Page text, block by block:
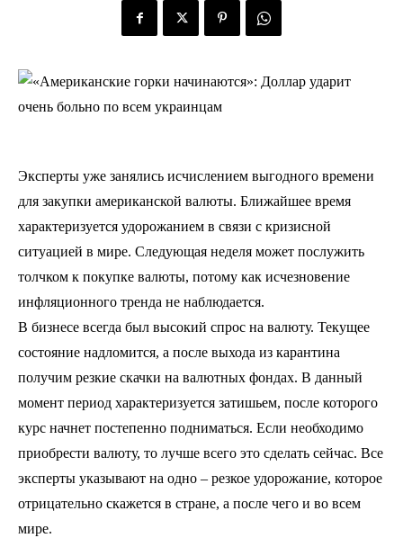
Эксперты уже занялись исчислением выгодного времени
для закупки американской валюты. Ближайшее время
характеризуется удорожанием в связи с кризисной
ситуацией в мире. Следующая неделя может послужить
толчком к покупке валюты, потому как исчезновение
инфляционного тренда не наблюдается.
В бизнесе всегда был высокий спрос на валюту. Текущее
состояние надломится, а после выхода из карантина
получим резкие скачки на валютных фондах. В данный
момент период характеризуется затишьем, после которого
курс начнет постепенно подниматься. Если необходимо
приобрести валюту, то лучше всего это сделать сейчас. Все
эксперты указывают на одно – резкое удорожание, которое
отрицательно скажется в стране, а после чего и во всем
мире.